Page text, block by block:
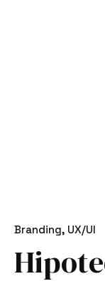
Branding UX/UI